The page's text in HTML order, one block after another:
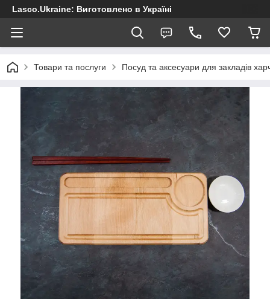
Lasco.Ukraine: Виготовлено в Україні
Товари та послуги Посуд та аксесуари для закладів